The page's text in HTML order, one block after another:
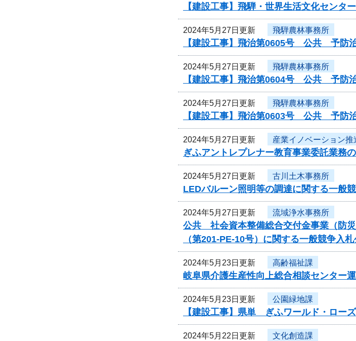
【建設工事】飛騨・世界生活文化センタ
2024年5月27日更新 飛騨農林事務所
【建設工事】飛治第0605号 公共 予防
2024年5月27日更新 飛騨農林事務所
【建設工事】飛治第0604号 公共 予防
2024年5月27日更新 飛騨農林事務所
【建設工事】飛治第0603号 公共 予防
2024年5月27日更新 産業イノベーション推
ぎふアントレプレナー教育事業委託業務
2024年5月27日更新 古川土木事務所
LEDバルーン照明等の調達に関する一般
2024年5月27日更新 流域浄水事務所
公共 社会資本整備総合交付金事業（防災
（第201-PE-10号）に関する一般競争入
2024年5月23日更新 高齢福祉課
岐阜県介護生産性向上総合相談センター
2024年5月23日更新 公園緑地課
【建設工事】県単 ぎふワールド・ロー
2024年5月22日更新 文化創造課